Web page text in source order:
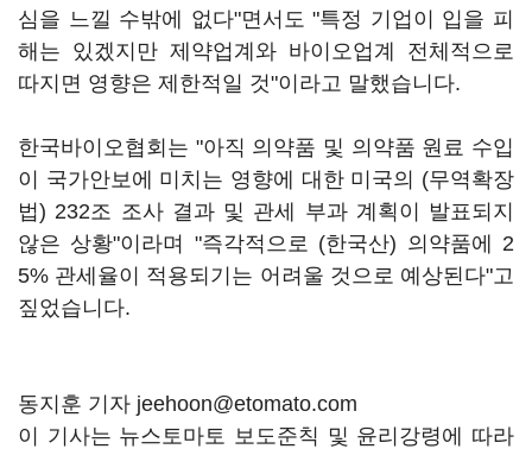
심을 느낄 수밖에 없다"면서도 "특정 기업이 입을 피
해는 있겠지만 제약업계와 바이오업계 전체적으로
따지면 영향은 제한적일 것"이라고 말했습니다.
한국바이오협회는 "아직 의약품 및 의약품 원료 수입
이 국가안보에 미치는 영향에 대한 미국의 (무역확장
법) 232조 조사 결과 및 관세 부과 계획이 발표되지
않은 상황"이라며 "즉각적으로 (한국산) 의약품에 2
5% 관세율이 적용되기는 어려울 것으로 예상된다"고
짚었습니다.
동지훈 기자 jeehoon@etomato.com
이 기사는 뉴스토마토 보도준칙 및 윤리강령에 따라